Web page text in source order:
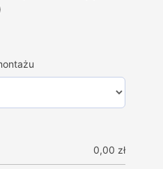
0,00 zł